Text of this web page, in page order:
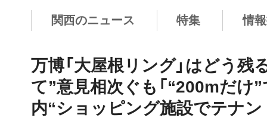
関西のニュース 特集 情
万博「大屋根リング」はどう
て”意見相次ぐも「“200mだけ
内“ショッピング施設でテナ